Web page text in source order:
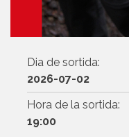
Dia de sortida:
2026-07-02
Hora de la sortida:
19:00